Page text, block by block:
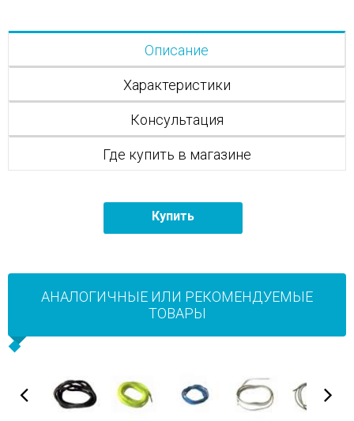
Описание
Характеристики
Консультация
Где купить в магазине
Купить
АНАЛОГИЧНЫЕ ИЛИ РЕКОМЕНДУЕМЫЕ
ТОВАРЫ